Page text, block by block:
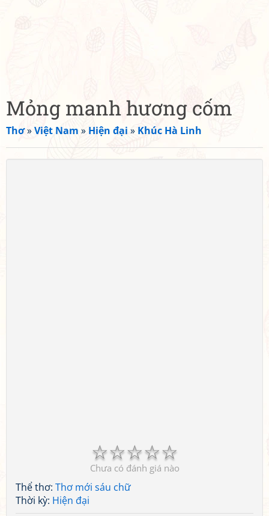
Mỏng manh hương cốm
Thơ»Việt Nam » Hiện đại » Khúc Hà Linh
☆
☆
☆
☆
☆
Chưa có đánh giá nào
Thể thơ: Thơ mới sáu chữ
Thời kỳ: Hiện đại